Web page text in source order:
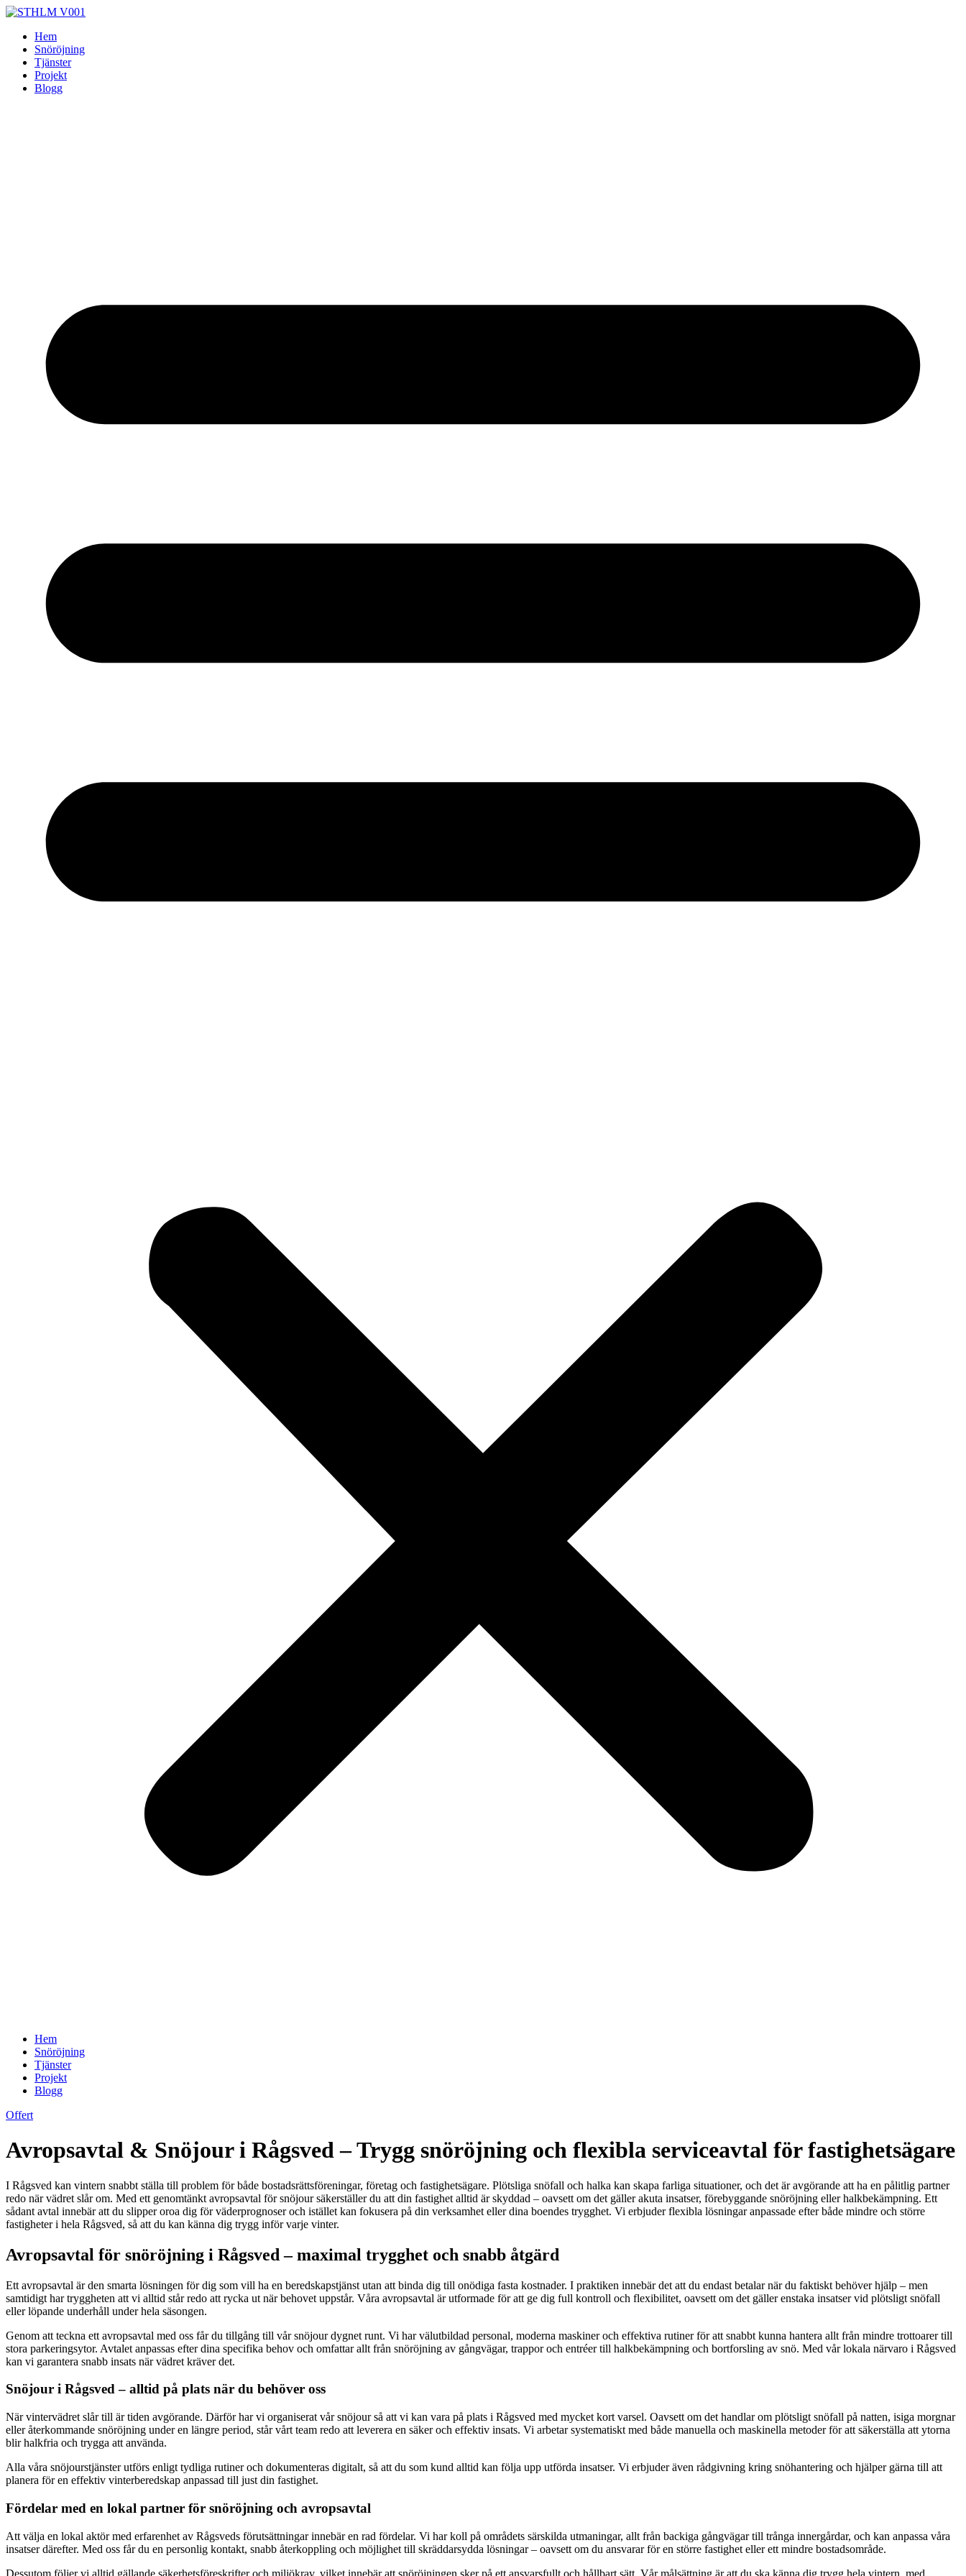
Skip
contentHem
Snöröjning
Tjänster
Projekt
Blogg
Hem
Snöröjning
Tjänster
Projekt
Blogg
Offert
Avropsavtal & Snöjour i Rågsved – Trygg snöröjning och flexibla serviceavtal för fastighetsägare
I Rågsved kan vintern snabbt ställa till problem för både bostadsrättsföreningar, företag och fastighetsägare. Plötsliga snöfall och halka kan skapa farliga situationer, och det är avgörande att ha en pålitlig partner
redo när vädret slår om. Med ett genomtänkt avropsavtal för snöjour säkerställer du att din fastighet alltid är skyddad – oavsett om det gäller akuta insatser, förebyggande snöröjning eller halkbekämpning. Ett
sådant avtal innebär att du slipper oroa dig för väderprognoser och istället kan fokusera på din verksamhet eller dina boendes trygghet. Vi erbjuder flexibla lösningar anpassade efter både mindre och större
fastigheter i hela Rågsved, så att du kan känna dig trygg inför varje vinter.
Avropsavtal för snöröjning i Rågsved – maximal trygghet och snabb åtgärd
Ett avropsavtal är den smarta lösningen för dig som vill ha en beredskapstjänst utan att binda dig till onödiga fasta kostnader. I praktiken innebär det att du endast betalar när du faktiskt behöver hjälp – men
samtidigt har tryggheten att vi alltid står redo att rycka ut när behovet uppstår. Våra avropsavtal är utformade för att ge dig full kontroll och flexibilitet, oavsett om det gäller enstaka insatser vid plötsligt snöfall
eller löpande underhåll under hela säsongen.
Genom att teckna ett avropsavtal med oss får du tillgång till vår snöjour dygnet runt. Vi har välutbildad personal, moderna maskiner och effektiva rutiner för att snabbt kunna hantera allt från mindre trottoarer till
stora parkeringsytor. Avtalet anpassas efter dina specifika behov och omfattar allt från snöröjning av gångvägar, trappor och entréer till halkbekämpning och bortforsling av snö. Med vår lokala närvaro i Rågsved
kan vi garantera snabb insats när vädret kräver det.
Snöjour i Rågsved – alltid på plats när du behöver oss
När vintervädret slår till är tiden avgörande. Därför har vi organiserat vår snöjour så att vi kan vara på plats i Rågsved med mycket kort varsel. Oavsett om det handlar om plötsligt snöfall på natten, isiga morgnar
eller återkommande snöröjning under en längre period, står vårt team redo att leverera en säker och effektiv insats. Vi arbetar systematiskt med både manuella och maskinella metoder för att säkerställa att ytorna
blir halkfria och trygga att använda.
Alla våra snöjourstjänster utförs enligt tydliga rutiner och dokumenteras digitalt, så att du som kund alltid kan följa upp utförda insatser. Vi erbjuder även rådgivning kring snöhantering och hjälper gärna till att
planera för en effektiv vinterberedskap anpassad till just din fastighet.
Fördelar med en lokal partner för snöröjning och avropsavtal
Att välja en lokal aktör med erfarenhet av Rågsveds förutsättningar innebär en rad fördelar. Vi har koll på områdets särskilda utmaningar, allt från backiga gångvägar till trånga innergårdar, och kan anpassa våra
insatser därefter. Med oss får du en personlig kontakt, snabb återkoppling och möjlighet till skräddarsydda lösningar – oavsett om du ansvarar för en större fastighet eller ett mindre bostadsområde.
Dessutom följer vi alltid gällande säkerhetsföreskrifter och miljökrav, vilket innebär att snöröjningen sker på ett ansvarsfullt och hållbart sätt. Vår målsättning är att du ska känna dig trygg hela vintern, med